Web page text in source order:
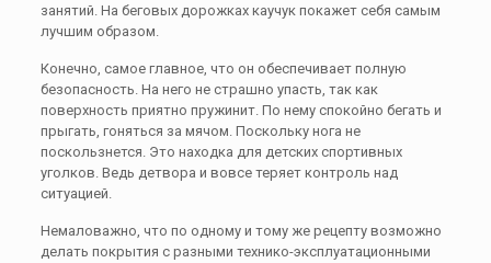
занятий. На беговых дорожках каучук покажет себя самым
лучшим образом.
Конечно, самое главное, что он обеспечивает полную
безопасность. На него не страшно упасть, так как
поверхность приятно пружинит. По нему спокойно бегать и
прыгать, гоняться за мячом. Поскольку нога не
поскользнется. Это находка для детских спортивных
уголков. Ведь детвора и вовсе теряет контроль над
ситуацией.
Немаловажно, что по одному и тому же рецепту возможно
делать покрытия с разными технико-эксплуатационными